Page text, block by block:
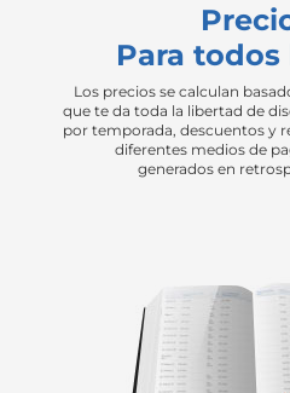
Para todos
Los precios se calculan
que te da toda la libertad de
por temporada, descuentos y
diferentes medios de
generados en